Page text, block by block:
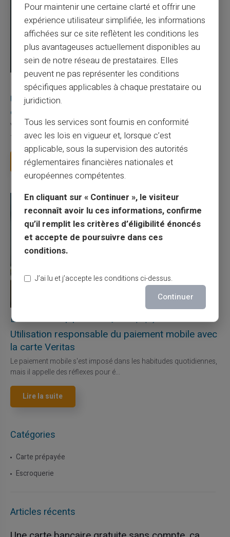
03/08/2026 Veritas Carte prépayée
Une carte bancaire gratuite sans compte, ça
existe ?
Vous avez tapé cette recherche parce que votre banque vous
facture 50 € par an pour une carte que vo...
Lire la suite
27/07/2026 Veritas Carte prépayée
Utilisation responsable du paiement mobile avec
la carte Veritas
Le paiement mobile s'est imposé dans les habitudes quotidiennes,
mais il appelle des réflexes pour é...
Lire la suite
Catégories
Carte prépayée
Escroquerie
Articles récents
Pour maintenir une certaine clarté et offrir une
expérience utilisateur simplifiée, les informations
affichées sur ce site reflètent les conditions les
plus avantageuses actuellement disponibles au
sein de notre réseau de prestataires. Elles
peuvent ne pas représenter les conditions
spécifiques applicables à chaque prestataire ou
juridiction.
Tous les services sont fournis en conformité
avec les lois en vigueur et, lorsque c’est
applicable, sous la supervision des autorités
réglementaires financières nationales et
européennes compétentes.
En cliquant sur « Continuer », le visiteur
reconnaît avoir lu ces informations, confirme
qu’il remplit les critères d’éligibilité énoncés
et accepte de poursuivre dans ces
conditions.
J’ai lu et j’accepte les conditions ci-dessus.
Continuer